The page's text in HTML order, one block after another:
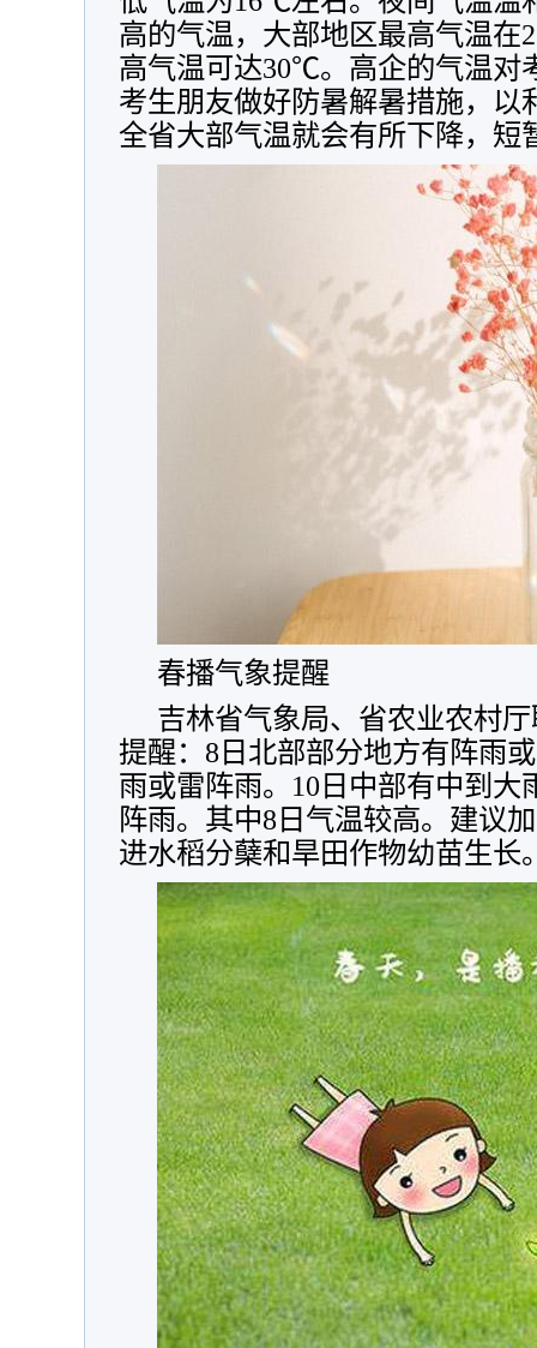
高的气温，大部地区最高气温在
高气温可达30℃。高企的气温对
考生朋友做好防暑解暑措施，以
全省大部气温就会有所下降，短
春播气象提醒
吉林省气象局、省农业农村
提醒：8日北部部分地方有阵雨
雨或雷阵雨。10日中部有中到大
阵雨。其中8日气温较高。建议
进水稻分蘖和旱田作物幼苗生长